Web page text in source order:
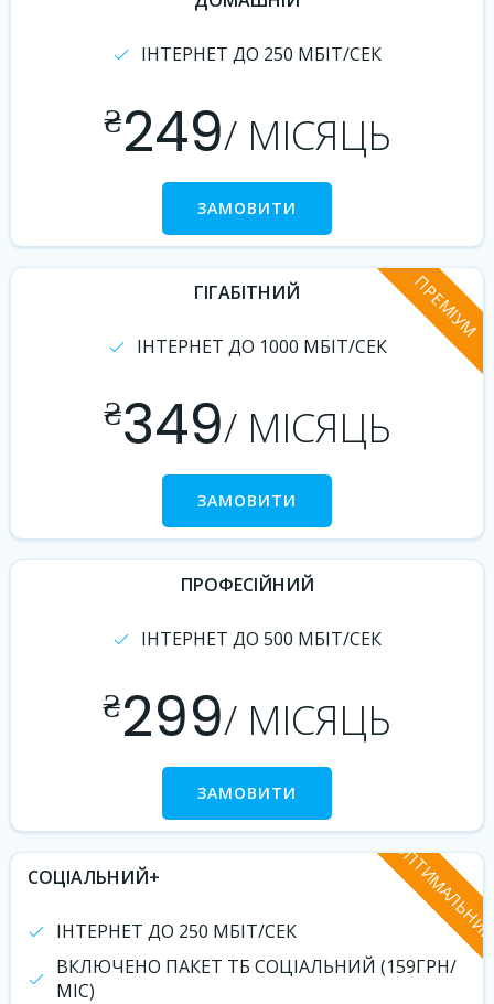
ІНТЕРНЕТ ДО 250 МБІТ/СЕК
₴249/ МІСЯЦЬ
ЗАМОВИТИ
ПРЕМІУМ
ГІГАБІТНИЙ
ІНТЕРНЕТ ДО 1000 МБІТ/СЕК
₴349/ МІСЯЦЬ
ЗАМОВИТИ
ПРОФЕСІЙНИЙ
ІНТЕРНЕТ ДО 500 МБІТ/СЕК
₴299/ МІСЯЦЬ
ЗАМОВИТИ
СОЦІАЛЬНИЙ+
ІНТЕРНЕТ ДО 250 МБІТ/СЕК
ВКЛЮЧЕНО ПАКЕТ ТБ СОЦІАЛЬНИЙ (159ГРН/
МІС)